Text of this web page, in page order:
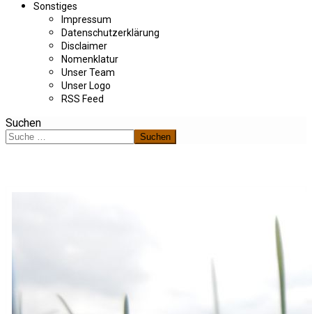
Sonstiges
Impressum
Datenschutzerklärung
Disclaimer
Nomenklatur
Unser Team
Unser Logo
RSS Feed
Suchen
Suchen